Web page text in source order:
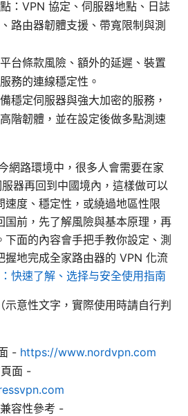
：VPN 協定、伺服器地點、日誌
路由器韌體支援、帶寬限制與測
台條款風險、額外的延遲、裝置
務的連線穩定性。
穩定伺服器與強大加密的服務，
階韌體，並在設定後做多點測速
網路環境中，很多人會需要在家
器再回到中國境內，這樣做可以
速度、穩定性，或繞過地區性限
国前，先了解風險與基本原理，再
下面的內容會手把手教你設定、測
握地完成全家路由器的 VPN 化流
快速了解、选择与安全使用指南
示意性文字，實際使用時請自行判
- https://www.nordvpn.com
面 -
容性參考 -